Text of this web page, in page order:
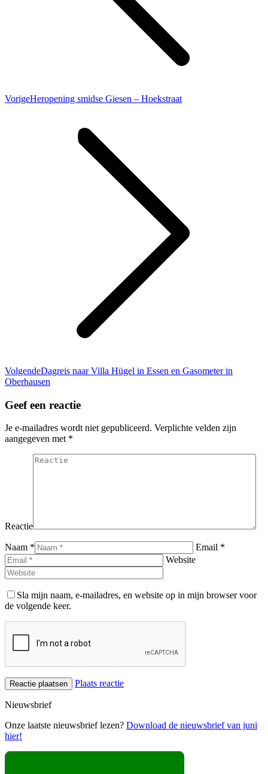
VorigeVorig
Heropening smidse Giesen – Hoekstraat
VolgendeVolgend
bericht
Dagreis naar Villa Hügel in Essen en Gasometer in
Oberhausen
Geef een reactie
Je e-mailadres wordt niet gepubliceerd. Verplichte velden zijn
aangegeven met *
Reactie
Naam *
Email *
Website
Sla mijn naam, e-mailadres, en website op in mijn browser voor
de volgende keer.
Plaats reactie
Nieuwsbrief
Onze laatste nieuwsbrief lezen? Download de nieuwsbrief van juni
hier!